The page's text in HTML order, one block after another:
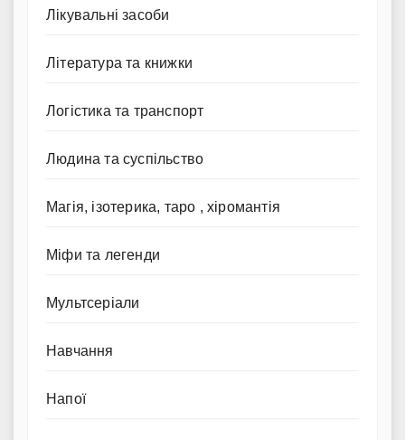
Лікувальні засоби
Література та книжки
Логістика та транспорт
Людина та суспільство
Магія, ізотерика, таро , хіромантія
Міфи та легенди
Мультсеріали
Навчання
Напої